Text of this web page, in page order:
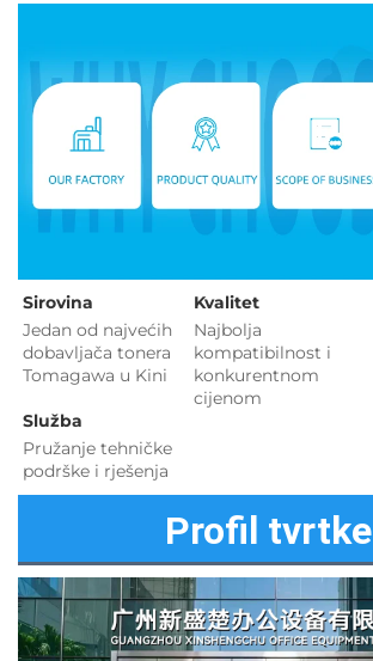
Sirovina
Jedan od najvećih
dobavljača tonera
Tomagawa u Kini
Kvalitet
Najbolja
konkurentnom
cijenom
Služba
Pružanje tehničke
podrške i rješenja
Profil tvrtke